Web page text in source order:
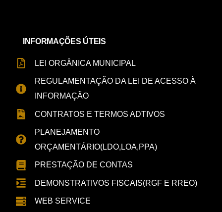
INFORMAÇÕES ÚTEIS
LEI ORGÂNICA MUNICIPAL
REGULAMENTAÇÃO DA LEI DE ACESSO À
INFORMAÇÃO
CONTRATOS E TERMOS ADTIVOS
PLANEJAMENTO
ORÇAMENTÁRIO(LDO,LOA,PPA)
PRESTAÇÃO DE CONTAS
DEMONSTRATIVOS FISCAIS(RGF E RREO)
WEB SERVICE